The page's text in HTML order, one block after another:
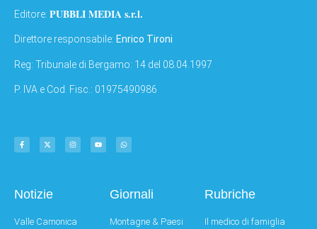
Editore: PUBBLI MEDIA s.r.l.
Direttore responsabile: Enrico Tironi
Reg: Tribunale di Bergamo: 14 del 08.04.1997
P. IVA e Cod. Fisc.: 01975490986
Notizie
Valle Camonica
Giornali
Montagne & Paesi
Rubriche
Il medico di famiglia